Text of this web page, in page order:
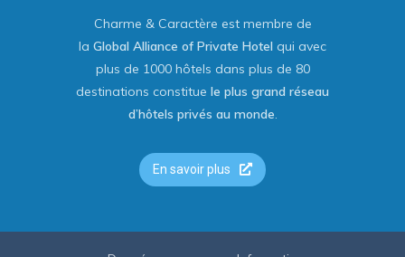
Charme & Caractère est membre de
la Global Alliance of Private Hotel qui avec
plus de 1000 hôtels dans plus de 80
destinations constitue le plus grand réseau
d’hôtels privés au monde.
En savoir plus